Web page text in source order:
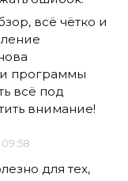
всё чётко и
программы
всё под
внимание!
для тех,